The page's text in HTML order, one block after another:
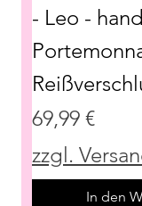
- Leo -
Preis
69,99 €
zzgl.
In den